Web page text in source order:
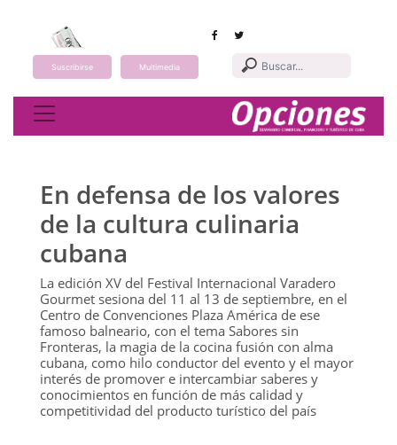
Suscribirse Multimedia
Toggle navigation
En defensa de los valores
de la cultura culinaria
cubana
La edición XV del Festival Internacional Varadero
Gourmet sesiona del 11 al 13 de septiembre, en el
Centro de Convenciones Plaza América de ese
famoso balneario, con el tema Sabores sin
Fronteras, la magia de la cocina fusión con alma
cubana, como hilo conductor del evento y el mayor
interés de promover e intercambiar saberes y
conocimientos en función de más calidad y
competitividad del producto turístico del país